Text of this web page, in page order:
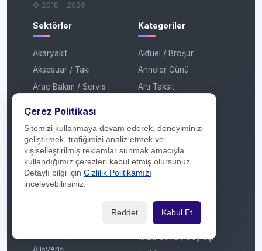
© 2018 - 2026
Sektörler
Akaryakıt
Aksesuar / Takı
Araç Bakım / Servis
Ayakkabı / Çanta
Banka / Finans
Beyaz Eşya / Kombi
Çiçekçilik
Kategoriler
Aktüel / Broşür
Anneler Günü
Artı Taksit
Çekiliş
Çekiliş Sonucu
Efsane Cuma
Garaj Günleri
Hediye
İmza Günü / Söyleşi
Çerez Politikası
Sitemizi kullanmaya devam ederek, deneyiminizi
geliştirmek, trafiğimizi analiz etmek ve
kişiselleştirilmiş reklamlar sunmak amacıyla
kullandığımız çerezleri kabul etmiş olursunuz.
Detaylı bilgi için Gizlilik Politikamızı
inceleyebilirsiniz.
Reddet Kabul Et